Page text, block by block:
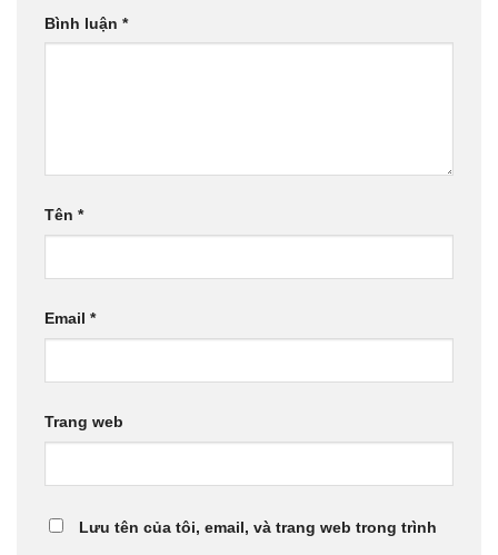
Bình luận *
Tên *
Email *
Trang web
Lưu tên của tôi, email, và trang web trong trình